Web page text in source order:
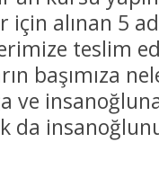
için alınan 5
teslim
başımıza
ve